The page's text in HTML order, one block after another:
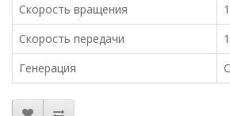
Скорость вращения
Скорость передачи
Генерация